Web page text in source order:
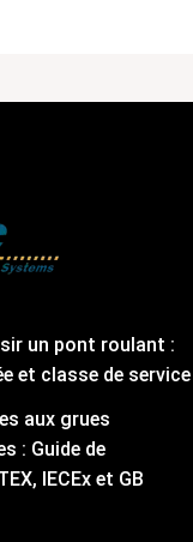
un pont roulant :
et classe de service
aux grues
: Guide de
IECEx et GB